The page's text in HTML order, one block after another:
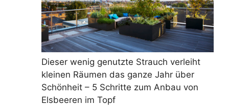
Dieser wenig genutzte Strauch verleiht
kleinen Räumen das ganze Jahr über
Schönheit – 5 Schritte zum Anbau von
Elsbeeren im Topf